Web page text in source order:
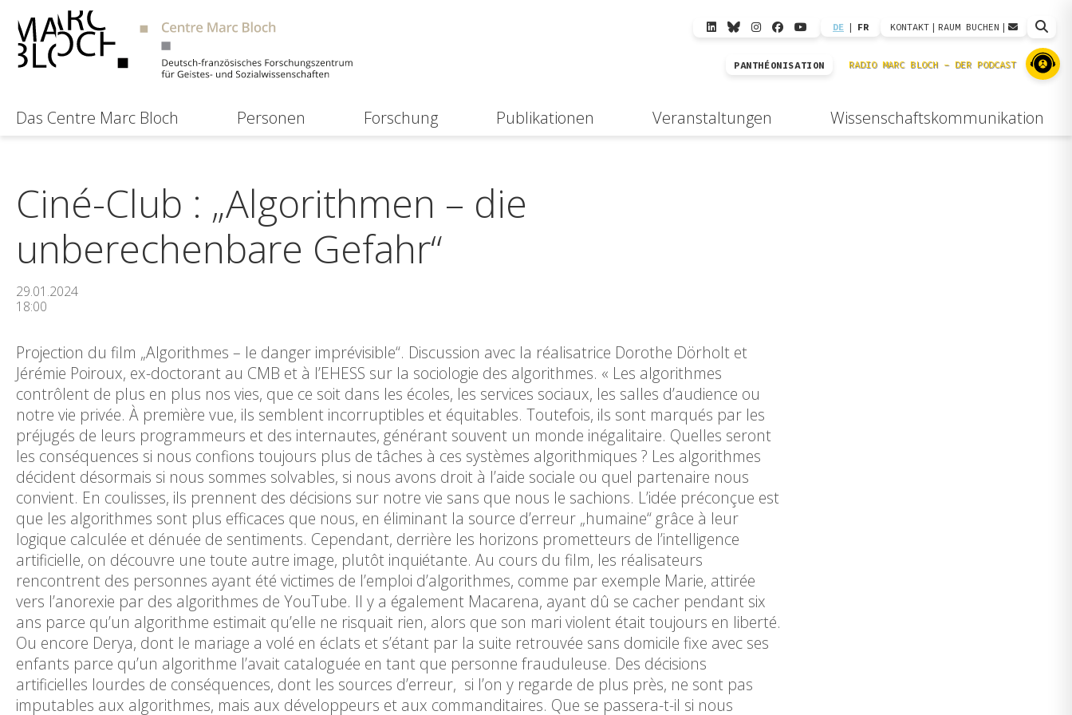
DE | FR KONTAKT | RAUM BUCHEN |
PANTHÉONISATION
Das Centre Marc Bloch Personen Forschung Publikationen Veranstaltungen Wissenschaftskommunikation
Ciné-Club : „Algorithmen – die
unberechenbare Gefahr“
29.01.2024
18:00
Projection du film „Algorithmes – le danger imprévisible“. Discussion avec la réalisatrice Dorothe Dörholt et
Jérémie Poiroux, ex-doctorant au CMB et à l’EHESS sur la sociologie des algorithmes. « Les algorithmes
contrôlent de plus en plus nos vies, que ce soit dans les écoles, les services sociaux, les salles d’audience ou
notre vie privée. À première vue, ils semblent incorruptibles et équitables. Toutefois, ils sont marqués par les
préjugés de leurs programmeurs et des internautes, générant souvent un monde inégalitaire. Quelles seront
les conséquences si nous confions toujours plus de tâches à ces systèmes algorithmiques ? Les algorithmes
décident désormais si nous sommes solvables, si nous avons droit à l’aide sociale ou quel partenaire nous
convient. En coulisses, ils prennent des décisions sur notre vie sans que nous le sachions. L’idée préconçue est
que les algorithmes sont plus efficaces que nous, en éliminant la source d’erreur „humaine“ grâce à leur
logique calculée et dénuée de sentiments. Cependant, derrière les horizons prometteurs de l’intelligence
artificielle, on découvre une toute autre image, plutôt inquiétante. Au cours du film, les réalisateurs
rencontrent des personnes ayant été victimes de l’emploi d’algorithmes, comme par exemple Marie, attirée
vers l’anorexie par des algorithmes de YouTube. Il y a également Macarena, ayant dû se cacher pendant six
ans parce qu’un algorithme estimait qu’elle ne risquait rien, alors que son mari violent était toujours en liberté.
Ou encore Derya, dont le mariage a volé en éclats et s’étant par la suite retrouvée sans domicile fixe avec ses
enfants parce qu’un algorithme l’avait cataloguée en tant que personne frauduleuse. Des décisions
artificielles lourdes de conséquences, dont les sources d’erreur, si l’on y regarde de plus près, ne sont pas
imputables aux algorithmes, mais aux développeurs et aux commanditaires. Que se passera-t-il si nous